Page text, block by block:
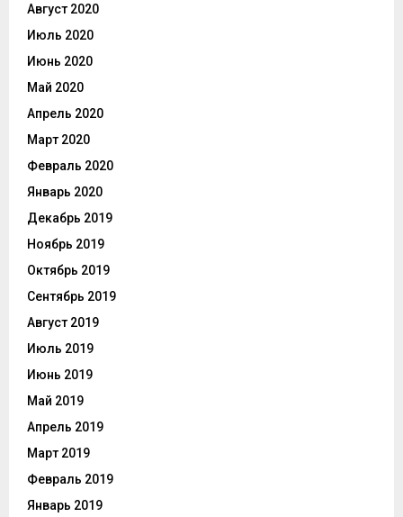
Август 2020
Июль 2020
Июнь 2020
Май 2020
Апрель 2020
Март 2020
Февраль 2020
Январь 2020
Декабрь 2019
Ноябрь 2019
Октябрь 2019
Сентябрь 2019
Август 2019
Июль 2019
Июнь 2019
Май 2019
Апрель 2019
Март 2019
Февраль 2019
Январь 2019